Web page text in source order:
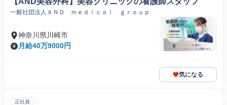
一般社団法人ＡＮＤ ｍｅｄｉｃａｌ ｇｒｏｕｐ
神奈川県川崎市
月給40万9000円
気になる
正社員